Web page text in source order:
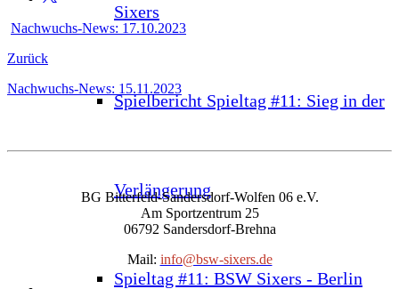
Sixers
Spielbericht Spieltag #11: Sieg in der
Verlängerung
Spieltag #11: BSW Sixers - Berlin
Nachwuchs-News: 17.10.2023
Zurück
Nachwuchs-News: 15.11.2023
BG Bitterfeld-Sandersdorf-Wolfen 06 e.V.
Am Sportzentrum 25
06792 Sandersdorf-Brehna
Mail: info@bsw-sixers.de